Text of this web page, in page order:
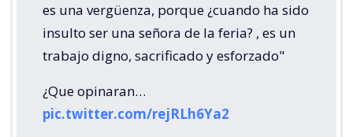
es una vergüenza, porque ¿cuando ha sido
insulto ser una señora de la feria? , es un
trabajo digno, sacrificado y esforzado"
¿Que opinaran…
pic.twitter.com/rejRLh6Ya2